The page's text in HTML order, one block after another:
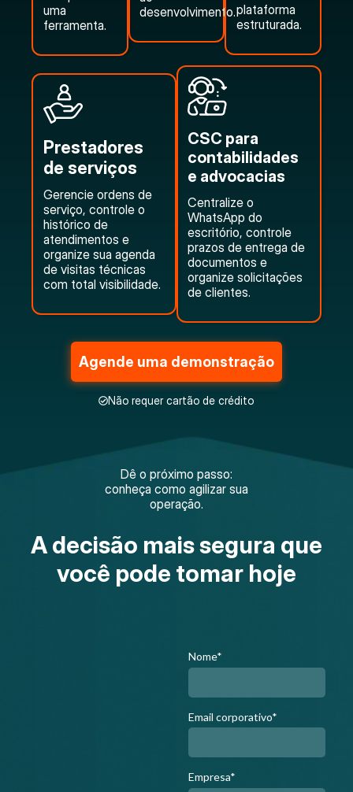
uma
ferramenta.
desenvolvimento.plataforma
estruturada.
Prestadores
de serviços
Gerencie ordens de
serviço, controle o
histórico de
atendimentos e
organize sua agenda
de visitas técnicas
com total visibilidade.
CSC para
contabilidades
e advocacias
Centralize o
WhatsApp do
escritório, controle
prazos de entrega de
documentos e
organize solicitações
de clientes.
Agende uma demonstração
Não requer cartão de crédito
Dê o próximo passo:
conheça como agilizar sua
operação.
A decisão mais segura que
você pode tomar hoje
Nome*
Email corporativo*
Empresa*